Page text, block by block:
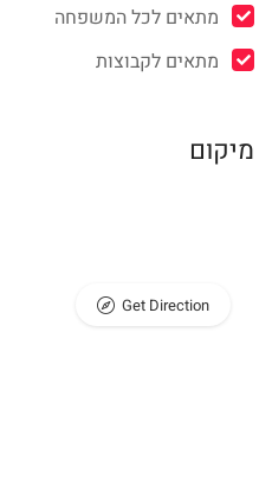
מתאים לכל המשפחה
מתאים לקבוצות
מיקום
Get Direction